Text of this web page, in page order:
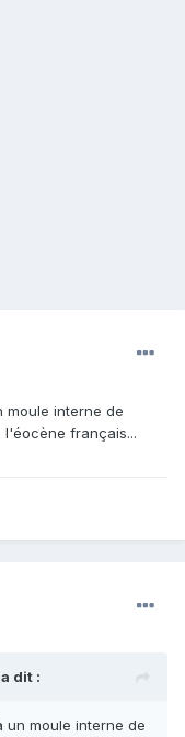
moule interne de
français...
a dit :
un moule interne de